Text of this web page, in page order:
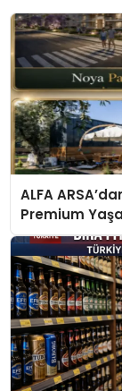
ALFA
Premium